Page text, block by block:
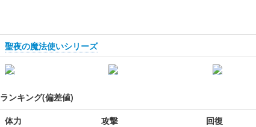
聖夜の魔法使いシリーズ
ランキング(偏差値)
体力
攻撃
回復